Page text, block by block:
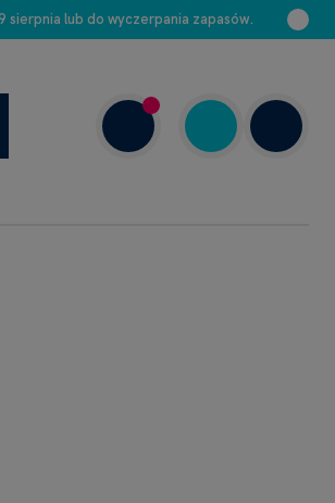
lub do wyczerpania zapasów.